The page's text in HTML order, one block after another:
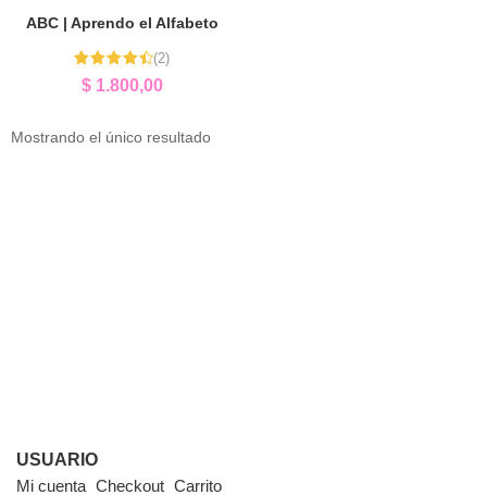
ABC | Aprendo el Alfabeto
Valorado
con4.50
(2)
$1.800,00
Mostrando el único resultado
USUARIO
Mi cuenta Checkout Carrito